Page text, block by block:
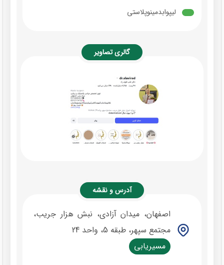
لیپوابدمینوپلاستی
گالری تصاویر
آدرس و نقشه
اصفهان، میدان آزادی، نبش هزار جریب،
مجتمع سپهر، طبقه 5، واحد 24
مسیریابی